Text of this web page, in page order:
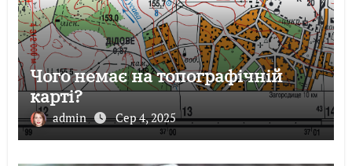
Чого немає на топографічній
карті?
admin Сер 4, 2025